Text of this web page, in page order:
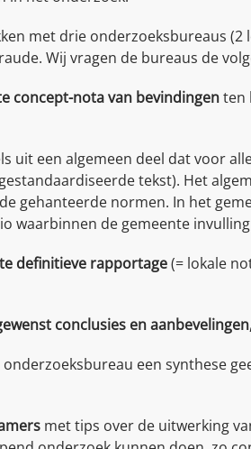
met drie onderzoeksbureaus
Wij vragen de bureaus de
concept-nota van bevindingenten
uit een algemeen deel dat voor
tekst). Het
gehanteerde normen. In het
waarbinnen de gemeente
definitieve rapportage(= lokale
conclusies en
een synthese
met tips over de uitwerking